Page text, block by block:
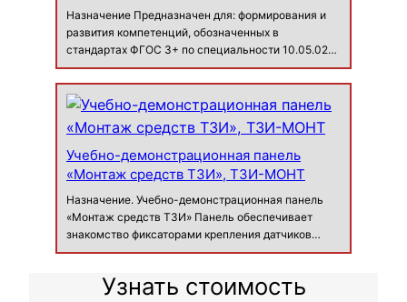
Назначение Предназначен для: формирования и
развития компетенций, обозначенных в
стандартах ФГОС 3+ по специальности 10.05.02
«Информационная безопасность
телекоммуникационных систем», 10.05.03
«Информационная безопасность
Учебно-демонстрационная панель
«Монтаж средств ТЗИ», ТЗИ-МОНТ
Назначение. Учебно-демонстрационная панель
«Монтаж средств ТЗИ» Панель обеспечивает
знакомство фиксаторами крепления датчиков
средств защиты от утечки по акустическому и
ограждающих конструкций, а также спос…
Узнать стоимость